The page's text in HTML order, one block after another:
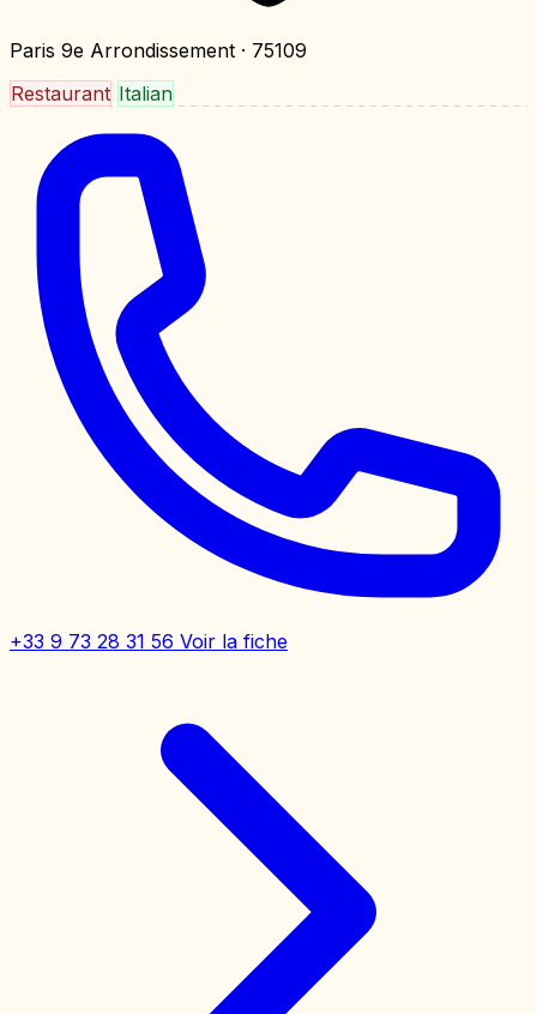
Paris 9e Arrondissement · 75109
Restaurant Italian
+33 9 73 28 31 56 Voir la fiche